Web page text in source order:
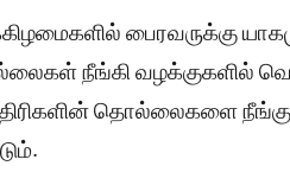
பைரவருக்கு
நீங்கி வழக்குகளில்
தொல்லைகளை